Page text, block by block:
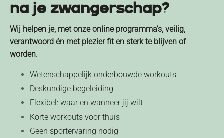
na je zwangerschap?
Wij helpen je, met onze online programma's, veilig,
verantwoord én met plezier fit en sterk te blijven of
worden.
Wetenschappelijk onderbouwde workouts
Deskundige begeleiding
Flexibel: waar en wanneer jij wilt
Korte workouts voor thuis
Geen sportervaring nodig